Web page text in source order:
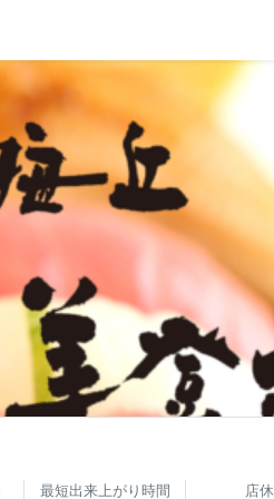
最短出来上がり時間 店